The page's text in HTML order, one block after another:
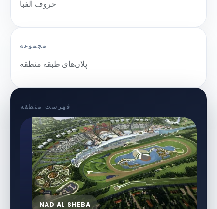
حروف الفبا
مجموعه
پلان‌های طبقه منطقه
فهرست منطقه
NAD AL SHEBA